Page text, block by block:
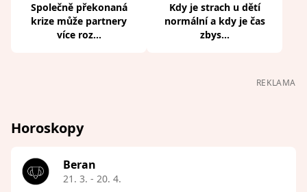
Společně překonaná
krize může partnery
více roz...
Kdy je strach u dětí
normální a kdy je čas
zbys...
REKLAMA
Horoskopy
Beran
21. 3. - 20. 4.